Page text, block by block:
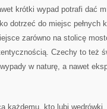
krótki wypad potrafi dać
dotrzeć do miejsc pełnych
zarówno na stolicę
Czechy to też
w naturę, a nawet
każdemu, kto lubi